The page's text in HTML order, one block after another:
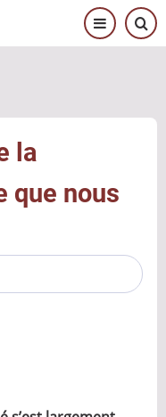
la
que nous